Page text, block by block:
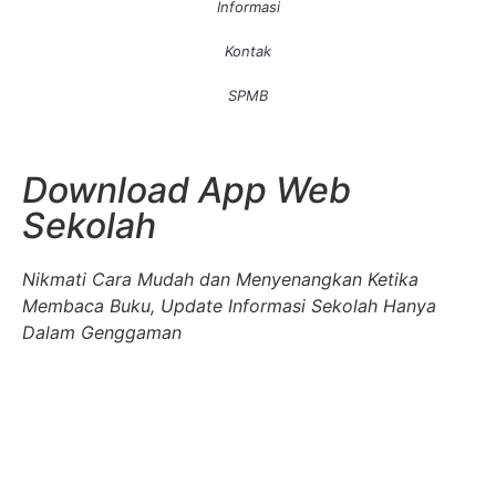
Informasi
Kontak
SPMB
Download App Web
Sekolah
Nikmati Cara Mudah dan Menyenangkan Ketika
Membaca Buku, Update Informasi Sekolah Hanya
Dalam Genggaman